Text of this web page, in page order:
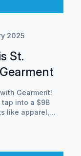
2025
St.
Gearment!
into a $9B
like apparel,